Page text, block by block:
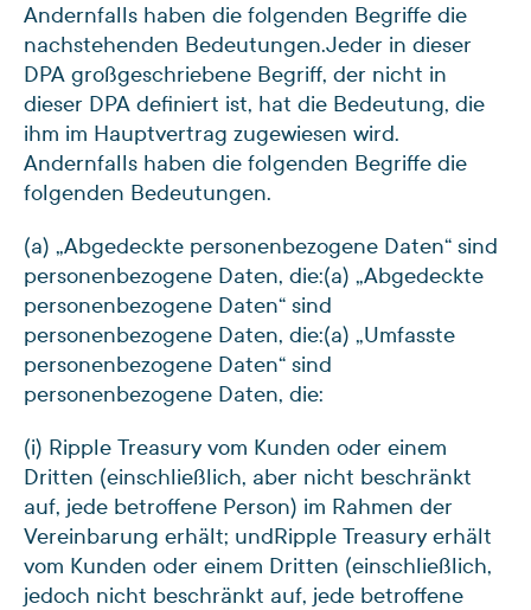
Andernfalls haben die folgenden Begriffe die
nachstehenden Bedeutungen.Jeder in dieser
DPA großgeschriebene Begriff, der nicht in
dieser DPA definiert ist, hat die Bedeutung, die
ihm im Hauptvertrag zugewiesen wird.
Andernfalls haben die folgenden Begriffe die
folgenden Bedeutungen.
(a) „Abgedeckte personenbezogene Daten“ sind
personenbezogene Daten, die:(a) „Abgedeckte
personenbezogene Daten“ sind
personenbezogene Daten, die:(a) „Umfasste
personenbezogene Daten“ sind
personenbezogene Daten, die:
(i) Ripple Treasury vom Kunden oder einem
Dritten (einschließlich, aber nicht beschränkt
auf, jede betroffene Person) im Rahmen der
Vereinbarung erhält; undRipple Treasury erhält
vom Kunden oder einem Dritten (einschließlich,
jedoch nicht beschränkt auf, jede betroffene